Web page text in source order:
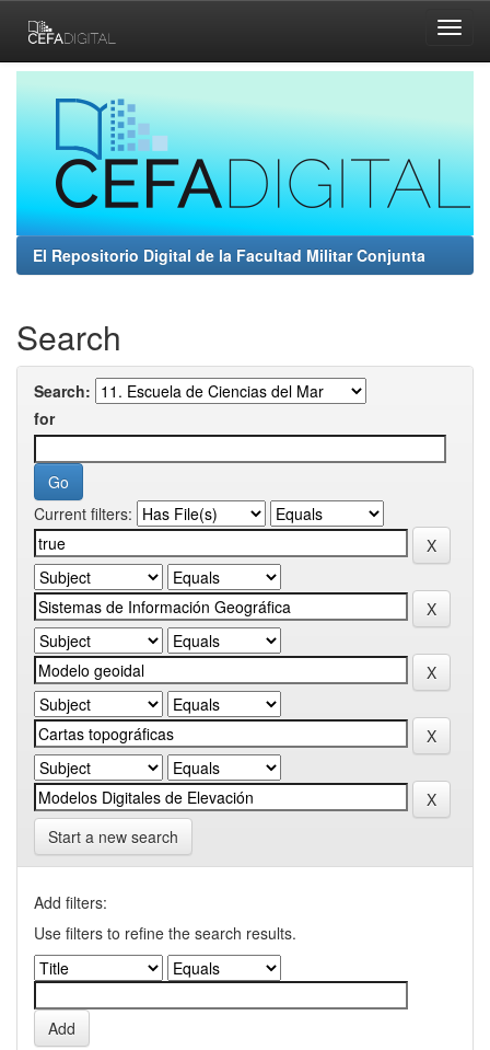
navigation
El Repositorio Digital de la Facultad Militar Conjunta
Search
Search:
for
Current filters:
Start a new search
Add filters:
Use filters to refine the search results.